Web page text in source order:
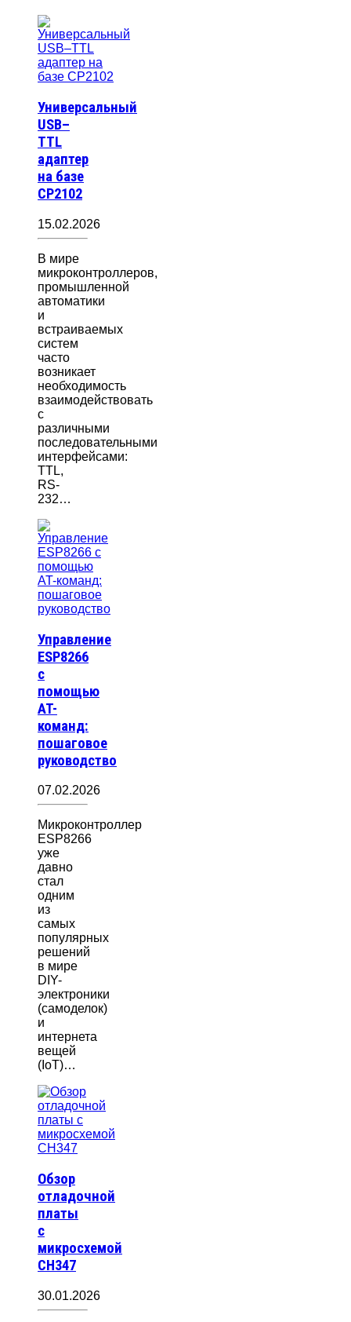
Универсальный
USB–
TTL
адаптер
на базе
CP2102
15.02.2026
В мире
микроконтроллеров,
промышленной
автоматики
и
встраиваемых
систем
часто
возникает
необходимость
взаимодействовать
с
различными
последовательными
интерфейсами:
TTL,
RS-
232…
Управление
ESP8266
с
помощью
AT-
команд:
пошаговое
руководство
07.02.2026
Микроконтроллер
ESP8266
уже
давно
стал
одним
из
самых
популярных
решений
в мире
DIY-
электроники
(самоделок)
и
интернета
вещей
(IoT)…
Обзор
отладочной
платы
с
микросхемой
CH347
30.01.2026